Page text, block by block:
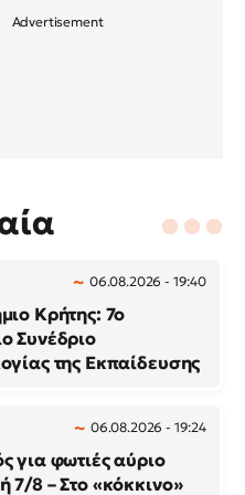
06.08.2026 - 19:40
Κρήτης: 7ο
Συνέδριο
της Εκπαίδευσης
06.08.2026 - 19:24
για φωτιές αύριο
7/8 – Στο «κόκκινο»